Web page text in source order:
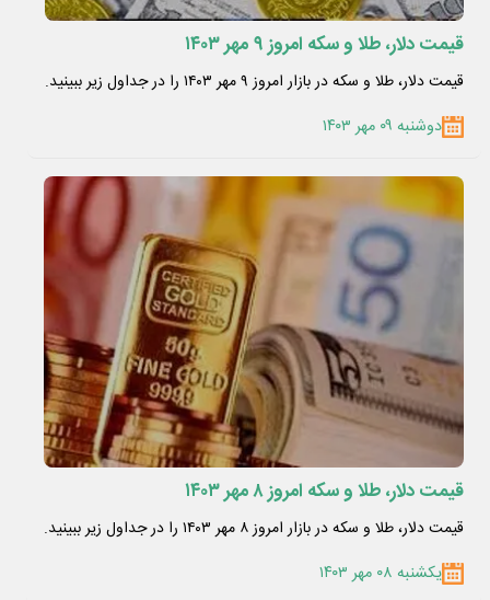
قیمت دلار، طلا و سکه امروز ۹ مهر ۱۴۰۳
قیمت دلار، طلا و سکه در بازار امروز ۹ مهر ۱۴۰۳ را در جداول زیر ببینید.
دوشنبه ۰۹ مهر ۱۴۰۳
قیمت دلار، طلا و سکه امروز ۸ مهر ۱۴۰۳
قیمت دلار، طلا و سکه در بازار امروز ۸ مهر ۱۴۰۳ را در جداول زیر ببینید.
یکشنبه ۰۸ مهر ۱۴۰۳